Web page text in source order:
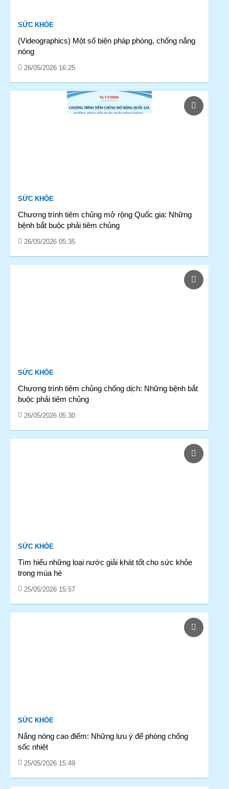
SỨC KHỎE
(Videographics) Một số biện pháp phòng, chống nắng
nóng
26/05/2026 16:25
SỨC KHỎE
Chương trình tiêm chủng mở rộng Quốc gia: Những
bệnh bắt buộc phải tiêm chủng
26/05/2026 05:35
SỨC KHỎE
Chương trình tiêm chủng chống dịch: Những bệnh bắt
buộc phải tiêm chủng
26/05/2026 05:30
SỨC KHỎE
Tìm hiểu những loại nước giải khát tốt cho sức khỏe
trong mùa hè
25/05/2026 15:57
SỨC KHỎE
Nắng nóng cao điểm: Những lưu ý để phòng chống
sốc nhiệt
25/05/2026 15:49